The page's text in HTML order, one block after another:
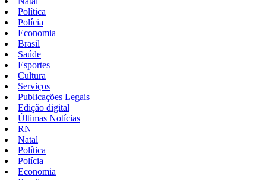
Política
Polícia
Economia
Brasil
Saúde
Esportes
Cultura
Serviços
Publicações Legais
Edição digital
Últimas Notícias
RN
Natal
Política
Polícia
Economia